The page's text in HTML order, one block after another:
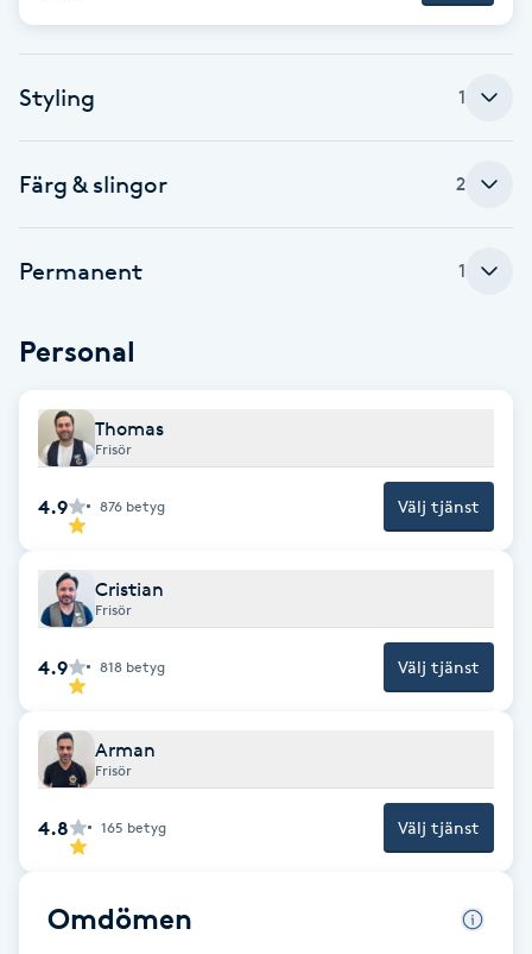
Fet hårbotten
Fettreducering
Fotsvamp
Fotvård
Fransar
Fransfärgning
Fransförlängning
Fransförlängning Megavolym
Fransförlängning Volym
Styling 1
Färg & slingor 2
Permanent 1
Personal
Thomas
Frisör
4.9 876 betyg Välj tjänst
Cristian
Frisör
4.9 818 betyg Välj tjänst
Arman
Frisör
4.8 165 betyg Välj tjänst
Omdömen